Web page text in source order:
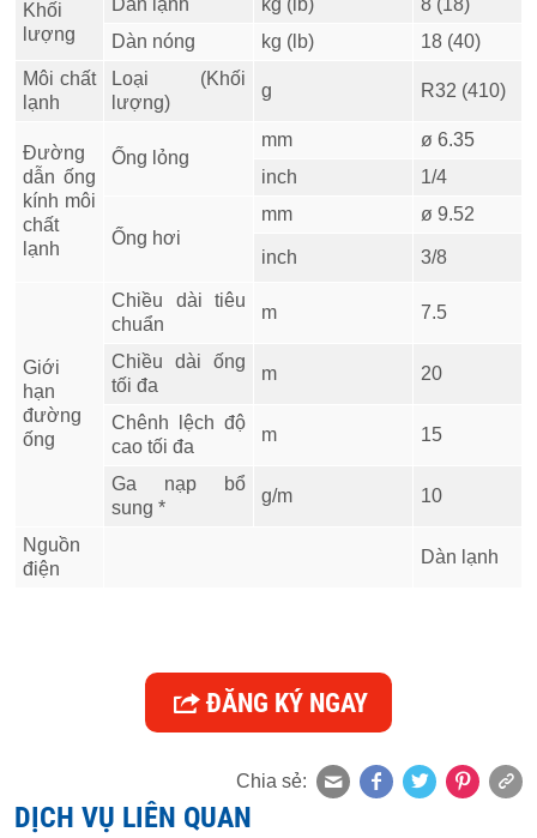
Khối
lượng
Dàn nóng
kg (lb)
18 (40)
Môi chất
lạnh
Loại (Khối
lượng)
g R32 (410)
Đường
dẫn ống
kính môi
chất
lạnh
Ống lỏng
mm
ø 6.35
inch
1/4
Ống hơi
mm ø 9.52
inch 3/8
Giới
hạn
đường
ống
Chiều dài tiêu
chuẩn
m 7.5
Chiều dài ống
tối đa
m 20
Chênh lệch độ
cao tối đa
m 15
Ga nạp bổ
sung *
g/m 10
Nguồn
điện
Dàn lạnh
ĐĂNG KÝ NGAY
Chia sẻ:
DỊCH VỤ LIÊN QUAN